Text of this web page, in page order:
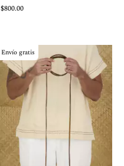
$800.00
Envío gratis